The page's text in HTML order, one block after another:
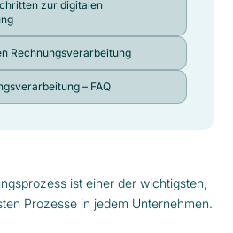
zur digitalen
Rechnungsverarbeitung
– FAQ
ist einer der wichtigsten,
Prozesse in jedem Unternehmen.